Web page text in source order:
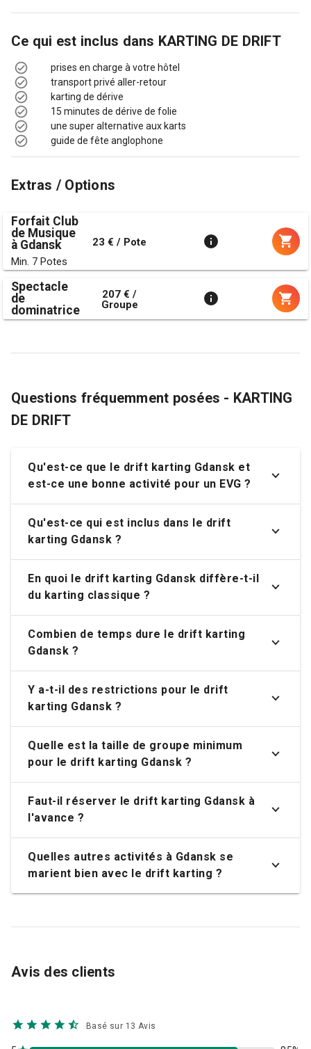
Ce qui est inclus dans KARTING DE DRIFT
prises en charge à votre hôtel
transport privé aller-retour
karting de dérive
15 minutes de dérive de folie
une super alternative aux karts
guide de fête anglophone
Extras / Options
Forfait Club
de Musique
à Gdansk
Min. 7 Potes
23 € / Pote
Spectacle
de
dominatrice
207 € /
Groupe
Questions fréquemment posées - KARTING
DE DRIFT
Qu'est-ce que le drift karting Gdansk et
est-ce une bonne activité pour un EVG ?
Qu'est-ce qui est inclus dans le drift
karting Gdansk ?
En quoi le drift karting Gdansk diffère-t-il
du karting classique ?
Combien de temps dure le drift karting
Gdansk ?
Y a-t-il des restrictions pour le drift
karting Gdansk ?
Quelle est la taille de groupe minimum
pour le drift karting Gdansk ?
Faut-il réserver le drift karting Gdansk à
l'avance ?
Quelles autres activités à Gdansk se
marient bien avec le drift karting ?
Avis des clients
Basé sur 13 Avis